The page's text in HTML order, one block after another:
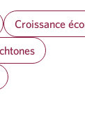
Croissance